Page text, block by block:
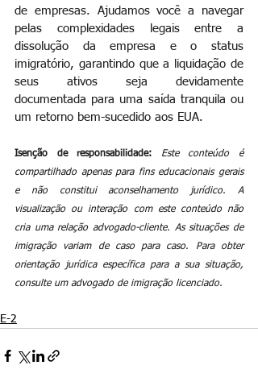
de empresas. Ajudamos você a navegar
pelas complexidades legais entre a
dissolução da empresa e o status
imigratório, garantindo que a liquidação de
seus ativos seja devidamente
documentada para uma saída tranquila ou
um retorno bem-sucedido aos EUA.
Isenção de responsabilidade:
Este conteúdo é
compartilhado apenas para fins educacionais gerais
e não constitui aconselhamento jurídico. A
visualização ou interação com este conteúdo não
cria uma relação advogado-cliente. As situações de
imigração variam de caso para caso. Para obter
orientação jurídica específica para a sua situação,
consulte um advogado de imigração licenciado.
E-2